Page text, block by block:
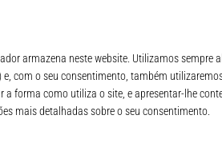
FAQ - Perguntas Frequentes
Regulamento de Proteção de Dados